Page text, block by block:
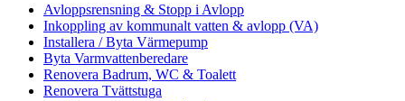
Avloppsrensning & Stopp i Avlopp
Inkoppling av kommunalt vatten & avlopp (VA)
Installera / Byta Värmepump
Byta Varmvattenberedare
Renovera Badrum, WC & Toalett
Renovera Tvättstuga